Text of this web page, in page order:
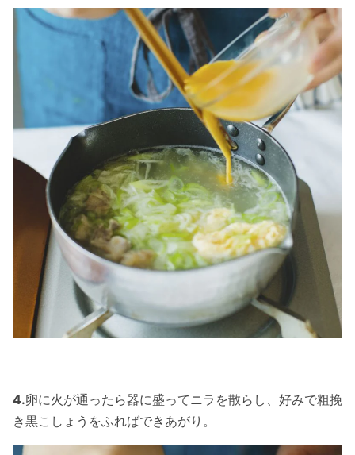
4.卵に火が通ったら器に盛ってニラを散らし、好みで粗挽
き黒こしょうをふればできあがり。